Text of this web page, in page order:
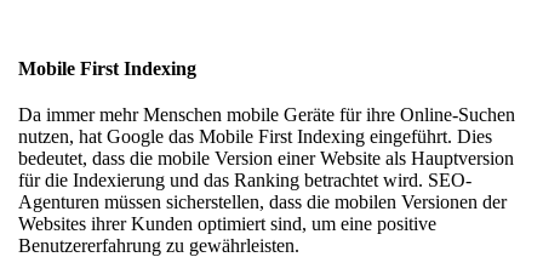
Mobile First Indexing
Da immer mehr Menschen mobile Geräte für ihre Online-Suchen
nutzen, hat Google das Mobile First Indexing eingeführt. Dies
bedeutet, dass die mobile Version einer Website als Hauptversion
für die Indexierung und das Ranking betrachtet wird. SEO-
Agenturen müssen sicherstellen, dass die mobilen Versionen der
Websites ihrer Kunden optimiert sind, um eine positive
Benutzererfahrung zu gewährleisten.